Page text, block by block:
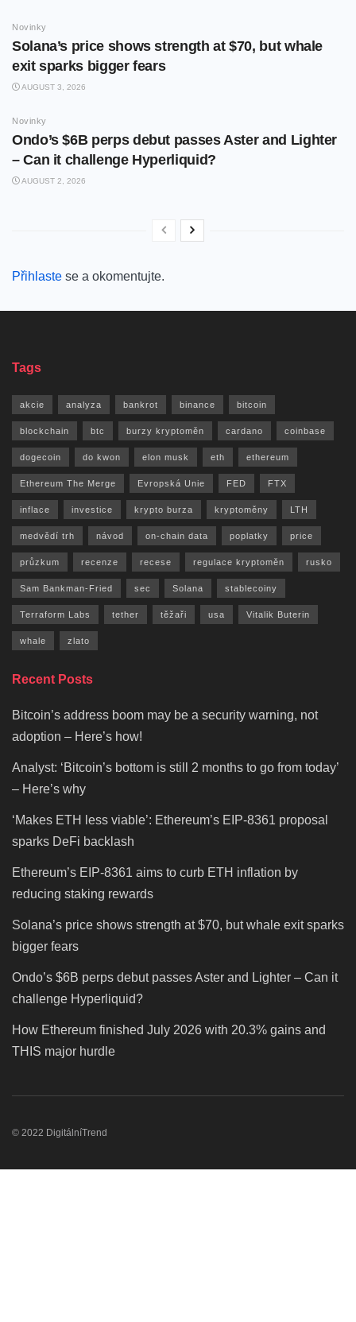
Novinky
Solana’s price shows strength at $70, but whale
exit sparks bigger fears
AUGUST 3, 2026
Novinky
Ondo’s $6B perps debut passes Aster and Lighter
– Can it challenge Hyperliquid?
AUGUST 2, 2026
Přihlaste se a okomentujte.
Tags
akcie analyza bankrot binance bitcoin
blockchain btc burzy kryptoměn cardano coinbase
dogecoin do kwon elon musk eth ethereum
Ethereum The Merge Evropská Unie FED FTX
inflace investice krypto burza kryptoměny LTH
medvědí trh návod on-chain data poplatky price
průzkum recenze recese regulace kryptoměn rusko
Sam Bankman-Fried sec Solana stablecoiny
Terraform Labs tether těžaři usa Vitalik Buterin
whale zlato
Recent Posts
Bitcoin’s address boom may be a security warning, not
adoption – Here’s how!
Analyst: ‘Bitcoin’s bottom is still 2 months to go from today’
– Here’s why
‘Makes ETH less viable’: Ethereum’s EIP-8361 proposal
sparks DeFi backlash
Ethereum’s EIP-8361 aims to curb ETH inflation by
reducing staking rewards
Solana’s price shows strength at $70, but whale exit sparks
bigger fears
Ondo’s $6B perps debut passes Aster and Lighter – Can it
challenge Hyperliquid?
How Ethereum finished July 2026 with 20.3% gains and
THIS major hurdle
© 2022 DigitálníTrend